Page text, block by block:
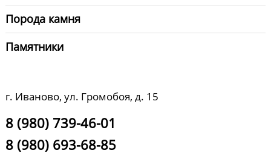
Порода камня
Памятники
г. Иваново, ул. Громобоя, д. 15
8 (980) 739-46-01
8 (980) 693-68-85